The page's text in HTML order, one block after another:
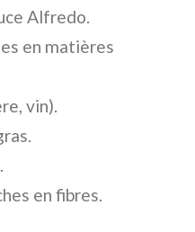
Alfredo.
en matières
vin).
en fibres.